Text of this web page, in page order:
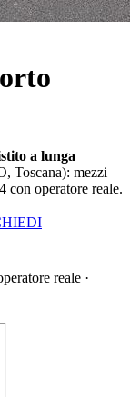
a lunga
, Toscana): mezzi
con operatore reale.
reale ·